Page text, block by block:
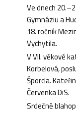
Ve dnech
Gymnáziu a
18. ročník
Vychytila.
V VII. věkové
Korbelová,
Šporcla.
Červenka DiS.
Srdečně